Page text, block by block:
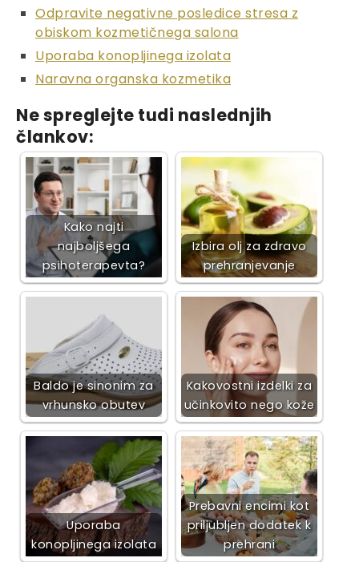
Odpravite negativne posledice stresa z
obiskom kozmetičnega salona
Uporaba konopljinega izolata
Naravna organska kozmetika
Ne spreglejte tudi naslednjih
člankov:
Kako najti
najboljšega
psihoterapevta?
Izbira olj za zdravo
prehranjevanje
Baldo je sinonim za
vrhunsko obutev
Kakovostni izdelki za
učinkovito nego kože
Uporaba
konopljinega izolata
Prebavni encimi kot
priljubljen dodatek k
prehrani